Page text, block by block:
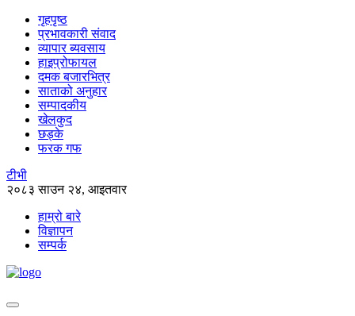
गृहपृष्ठ
प्रभावकारी संवाद
व्यापार ब्यवसाय
हाइप्रोफायल
दमक बजारभित्र
साताको अनुहार
सम्पादकीय
खेलकुद
छड्के
फरक गफ
टीभी
२०८३ साउन २४, आइतवार
हाम्रो बारे
विज्ञापन
सम्पर्क